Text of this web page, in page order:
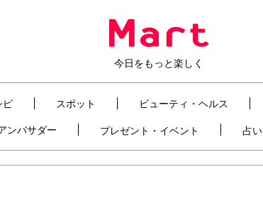
今日をもっと楽しく
ピ スポット ビューティ・ヘルス
ンバサダー プレゼント・イベント 占い